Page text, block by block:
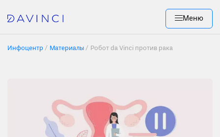
Меню
Инфоцентр Материалы Робот da Vinci против рака